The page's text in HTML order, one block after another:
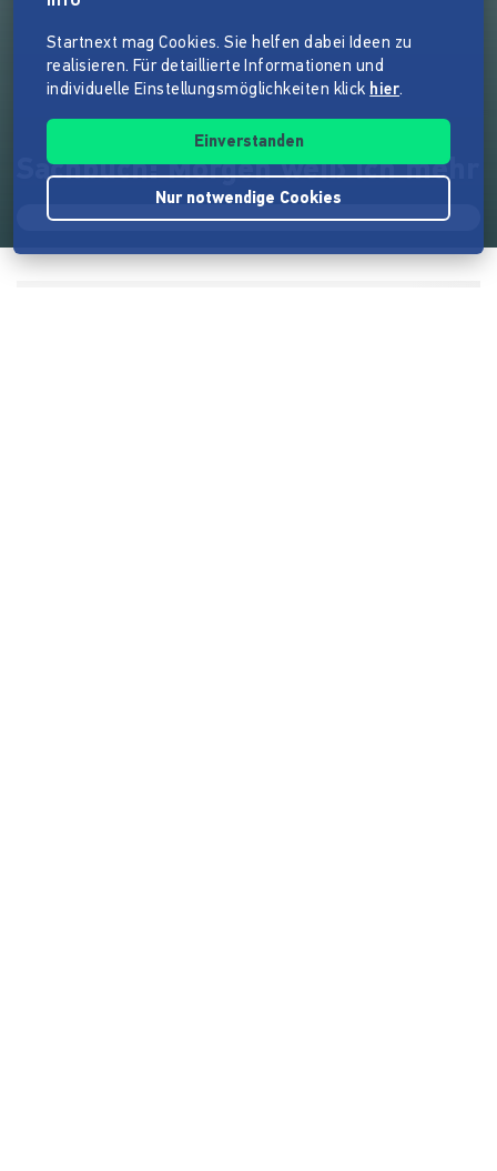
Sachbuch: Morgen weiß ich mehr
Startnext mag Cookies. Sie helfen dabei Ideen zu
realisieren. Für detaillierte Informationen und
individuelle Einstellungsmöglichkeiten klick hier.
Einverstanden
Nur notwendige Cookies